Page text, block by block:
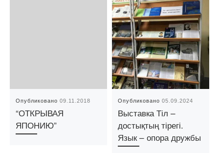
Опубликовано09.11.2018
“ОТКРЫВАЯ
ЯПОНИЮ”
Опубликовано05.09.2024
Выставка Тіл –
достықтың тірегі.
Язык – опора дружбы